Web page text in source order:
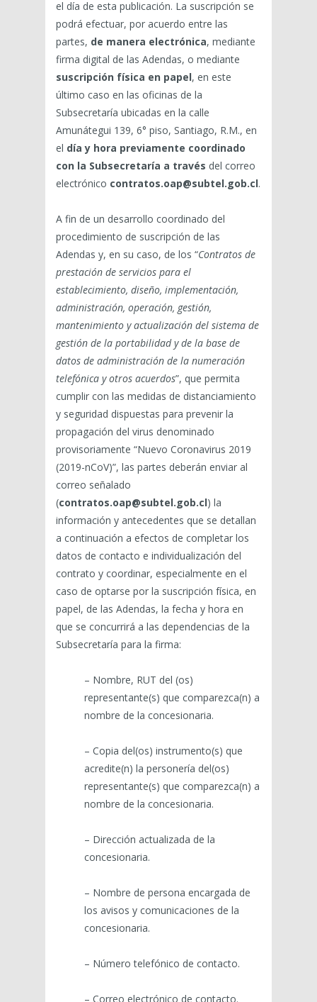
el día de esta publicación. La suscripción se
podrá efectuar, por acuerdo entre las
partes, de manera electrónica, mediante
firma digital de las Adendas, o mediante
suscripción física en papel, en este
último caso en las oficinas de la
Subsecretaría ubicadas en la calle
Amunátegui 139, 6° piso, Santiago, R.M., en
el día y hora previamente coordinado
con la Subsecretaría a través del correo
electrónico contratos.oap@subtel.gob.cl.
A fin de un desarrollo coordinado del
procedimiento de suscripción de las
Adendas y, en su caso, de los “Contratos de
prestación de servicios para el
establecimiento, diseño, implementación,
administración, operación, gestión,
mantenimiento y actualización del sistema de
gestión de la portabilidad y de la base de
datos de administración de la numeración
telefónica y otros acuerdos”, que permita
cumplir con las medidas de distanciamiento
y seguridad dispuestas para prevenir la
propagación del virus denominado
provisoriamente “Nuevo Coronavirus 2019
(2019-nCoV)”, las partes deberán enviar al
correo señalado
(contratos.oap@subtel.gob.cl) la
información y antecedentes que se detallan
a continuación a efectos de completar los
datos de contacto e individualización del
contrato y coordinar, especialmente en el
caso de optarse por la suscripción física, en
papel, de las Adendas, la fecha y hora en
que se concurrirá a las dependencias de la
Subsecretaría para la firma:
– Nombre, RUT del (os)
representante(s) que comparezca(n) a
nombre de la concesionaria.
– Copia del(os) instrumento(s) que
acredite(n) la personería del(os)
representante(s) que comparezca(n) a
nombre de la concesionaria.
– Dirección actualizada de la
concesionaria.
– Nombre de persona encargada de
los avisos y comunicaciones de la
concesionaria.
– Número telefónico de contacto.
– Correo electrónico de contacto.